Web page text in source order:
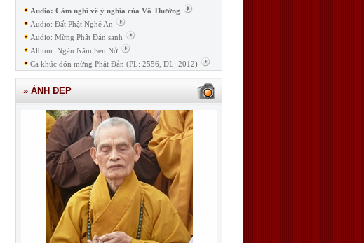
Audio: Cảm nghĩ về ý nghĩa của Vô Thường
Audio: Đất Phật Nghệ An
Audio: Mừng Phật Đản sanh
Album: Ngàn Năm Sen Nở
Ca khúc đón mừng Phật Đản (PL: 2556, DL: 2012)
» ẢNH ĐẸP